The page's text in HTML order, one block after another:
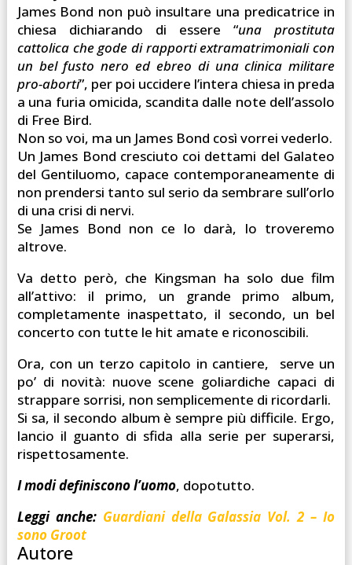
James Bond non può insultare una predicatrice in
chiesa dichiarando di essere “una prostituta
cattolica che gode di rapporti extramatrimoniali con
un bel fusto nero ed ebreo di una clinica militare
pro-aborti”, per poi uccidere l’intera chiesa in preda
a una furia omicida, scandita dalle note dell’assolo
di Free Bird.
Non so voi, ma un James Bond così vorrei vederlo.
Un James Bond cresciuto coi dettami del Galateo
del Gentiluomo, capace contemporaneamente di
non prendersi tanto sul serio da sembrare sull’orlo
di una crisi di nervi.
Se James Bond non ce lo darà, lo troveremo
altrove.
Va detto però, che Kingsman ha solo due film
all’attivo: il primo, un grande primo album,
completamente inaspettato, il secondo, un bel
concerto con tutte le hit amate e riconoscibili.
Ora, con un terzo capitolo in cantiere, serve un
po’ di novità: nuove scene goliardiche capaci di
strappare sorrisi, non semplicemente di ricordarli.
Si sa, il secondo album è sempre più difficile. Ergo,
lancio il guanto di sfida alla serie per superarsi,
rispettosamente.
I modi definiscono l’uomo, dopotutto.
Leggi anche: Guardiani della Galassia Vol. 2 – Io
sono Groot
Autore